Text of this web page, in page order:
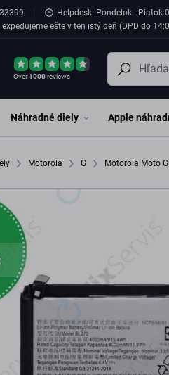
Helpdesk: Pondelok - Piatok
ešte v ten istý deň (DPD do
Over1000reviews
Náhradné diely Apple
Motorola G Motorola Moto